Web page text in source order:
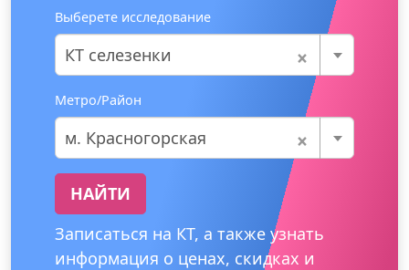
Выберете исследование
×
КТ селезенки
Метро/Район
×
м. Красногорская
НАЙТИ
Записаться на КТ, а также узнать
информация о ценах, скидках и